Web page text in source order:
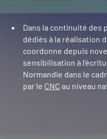
Dans la continuité des
dédiés à la réalisation
coordonne depuis
sensibilisation à
Normandie dans le
par le CNC au niveau